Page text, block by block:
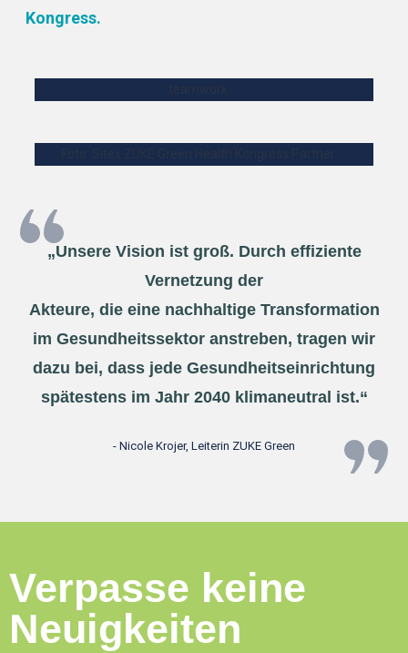
Kongress.
Nachhaltigkeits
Botschafter:innen
Nachhaltigkeits
Partner
„Unsere Vision ist groß. Durch effiziente
Vernetzung der
Akteure, die eine nachhaltige Transformation
im Gesundheitssektor anstreben, tragen wir
dazu bei, dass jede Gesundheitseinrichtung
spätestens im Jahr 2040 klimaneutral ist.“
- Nicole Krojer, Leiterin ZUKE Green
Verpasse keine
Neuigkeiten